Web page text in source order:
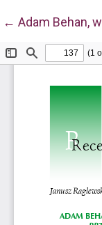
← Wróć do
Adam Behan,